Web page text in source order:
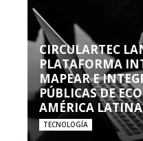
CIRCULARTEC
PLATAFORMA
MAPEAR E
PÚBLICAS DE
AMÉRICA LATINA
TECNOLOGÍA